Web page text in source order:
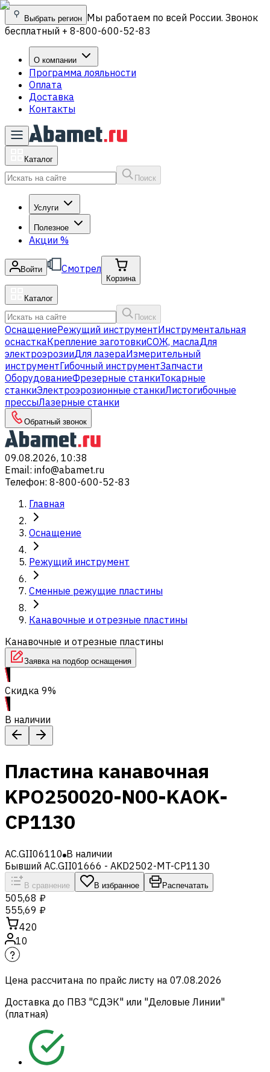
Выбрать регион Мы работаем по всей России. Звонок
бесплатный + 8-800-600-52-83
О компании
Программа лояльности
Оплата
Доставка
Контакты
Каталог
Поиск
Услуги
Полезное
Акции %
Войти Смотрел
Корзина
Каталог
Поиск
ОснащениеРежущий инструментИнструментальная
оснасткаКрепление заготовкиСОЖ, маслаДля
электроэрозииДля лазераИзмерительный
инструментГибочный инструментЗапчасти
ОборудованиеФрезерные станкиТокарные
станкиЭлектроэрозионные станкиЛистогибочные
прессыЛазерные станки
Обратный звонок
09.08.2026, 10:38
Email: info@abamet.ru
Телефон: 8-800-600-52-83
Главная
Оснащение
Режущий инструмент
Сменные режущие пластины
Канавочные и отрезные пластины
Канавочные и отрезные пластины
Заявка на подбор оснащения
Скидка 9%
В наличии
Пластина канавочная
KPO250020-N00-KAOK-
CP1130
AC.GII06110 В наличии
Бывший AC.GII01666 - AKD2502-MT-CP1130
В сравнение В избранное Распечатать
505,68 ₽
555,69 ₽
420
10
Цена рассчитана по прайс листу на 07.08.2026
Доставка до ПВЗ "СДЭК" или "Деловые Линии"
(платная)